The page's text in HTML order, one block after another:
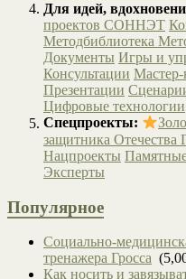
Для идей,
проектов СОННЭТ
Методбиблиотека
Документы Игры и
Консультации Мастер-
Презентации
Цифровые технологии
Спецпроекты:
защитника Отечества
Нацпроекты
Эксперты
Популярное
Социально-
тренажера Гросса
Как носить и